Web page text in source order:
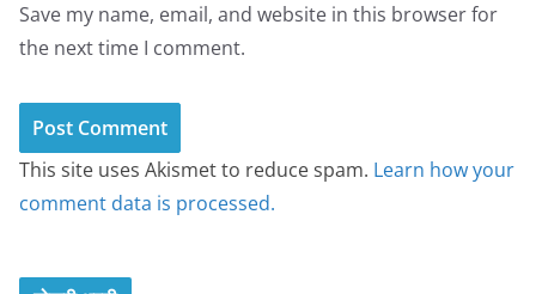
Save my name, email, and website in this browser for
the next time I comment.
This site uses Akismet to reduce spam. Learn how your
comment data is processed.